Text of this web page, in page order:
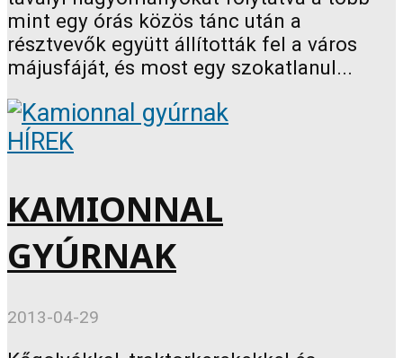
mint egy órás közös tánc után a
résztvevők együtt állították fel a város
májusfáját, és most egy szokatlanul...
HÍREK
KAMIONNAL
GYÚRNAK
2013-04-29